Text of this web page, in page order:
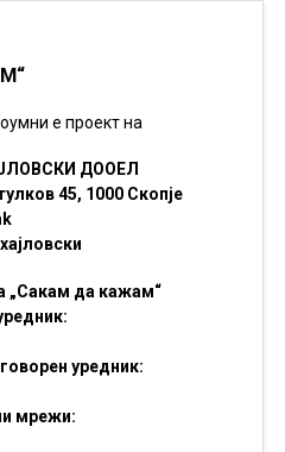
е проект на
ДООЕЛ
45, 1000 Скопје
„Сакам да кажам“
уредник:
мрежи: